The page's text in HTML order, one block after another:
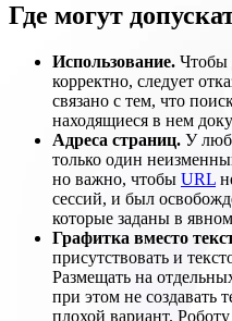
Где могут
Использование. Чтобы
корректно, следует
связано с тем, что
находящиеся в нем
Адреса страниц. У
только один
но важно, чтобы URL
сессий, и был
которые заданы в
Графитка вместо
присутствовать и
Размещать на
при этом не
плохой вариант.